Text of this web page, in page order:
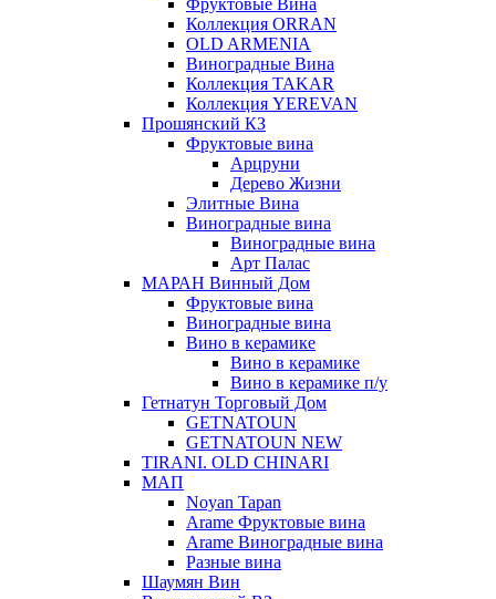
Фруктовые Вина
Коллекция ORRAN
OLD ARMENIA
Виноградные Вина
Коллекция TAKAR
Коллекция YEREVAN
Прошянский КЗ
Фруктовые вина
Арцруни
Дерево Жизни
Элитные Вина
Виноградные вина
Виноградные вина
Арт Палас
МАРАН Винный Дом
Фруктовые вина
Виноградные вина
Вино в керамике
Вино в керамике
Вино в керамике п/у
Гетнатун Торговый Дом
GETNATOUN
GETNATOUN NEW
TIRANI. OLD CHINARI
МАП
Noyan Tapan
Arame Фруктовые вина
Arame Виноградные вина
Разные вина
Шаумян Вин